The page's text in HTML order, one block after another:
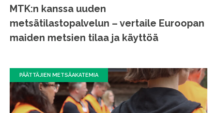
MTK:n kanssa uuden
metsätilastopalvelun – vertaile Euroopan
maiden metsien tilaa ja käyttöä
PÄÄTTÄJIEN METSÄAKATEMIA